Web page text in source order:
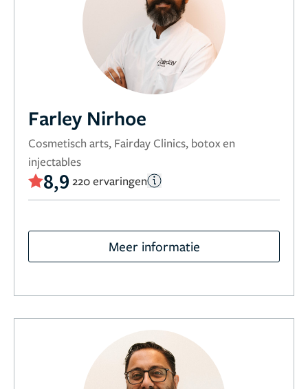
Farley Nirhoe
Cosmetisch arts, Fairday Clinics, botox en
injectables
8,9 220 ervaringen
Meer informatie